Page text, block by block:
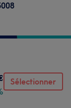
Sélectionner